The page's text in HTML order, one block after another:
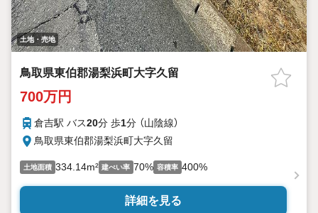
土地・売地
鳥取県東伯郡湯梨浜町大字久留
700万円
倉吉駅 バス20分 歩1分 （山陰線）
鳥取県東伯郡湯梨浜町大字久留
土地面積 334.14m² 建ぺい率 70% 容積率 400%
詳細を見る